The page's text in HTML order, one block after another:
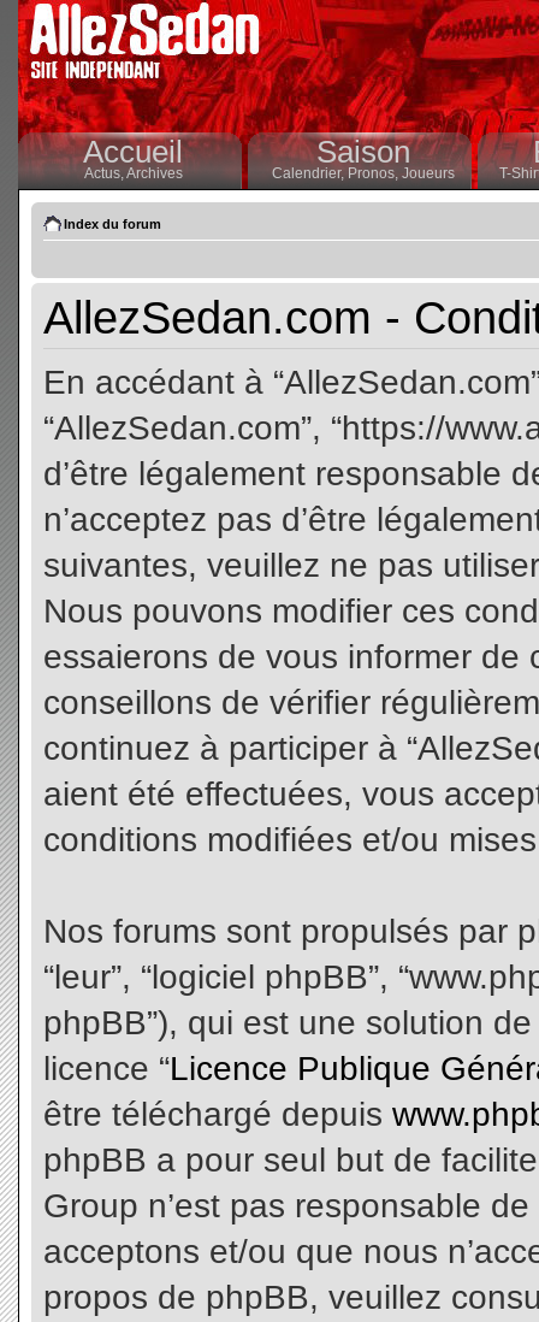
Accueil
Actus,Archives
Saison
Calendrier,Pronos, Joueurs T-
Index du forum
AllezSedan.com -
En accédant à
“AllezSedan.com”, “https://
d’être légalement responsable
n’acceptez pas d’être
suivantes, veuillez ne pas
Nous pouvons modifier ces
essaierons de vous informer
conseillons de vérifier
continuez à participer à
aient été effectuées, vous
conditions modifiées et/ou
Nos forums sont propulsés par
“leur”, “logiciel phpBB”,
phpBB”), qui est une solution
licence “Licence Publique
être téléchargé depuis
phpBB a pour seul but de
Group n’est pas responsable
acceptons et/ou que nous
propos de phpBB, veuillez